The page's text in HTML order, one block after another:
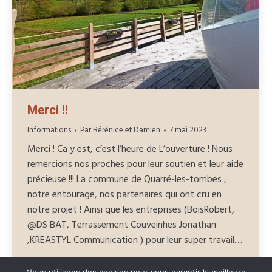
Merci !!
Informations ParBérénice et Damien 7 mai 2023
Merci ! Ca y est, c’est l’heure de L’ouverture ! Nous
remercions nos proches pour leur soutien et leur aide
précieuse !!! La commune de Quarré-les-tombes ,
notre entourage, nos partenaires qui ont cru en
notre projet ! Ainsi que les entreprises (BoisRobert,
@DS BAT, Terrassement Couveinhes Jonathan
,KREASTYL Communication ) pour leur super travail…